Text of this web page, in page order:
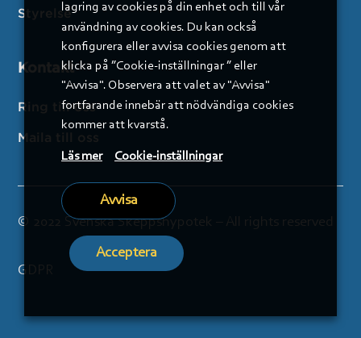
Styrelse
Kontakt
Ring till oss
Maila till oss
© 2022 Svenska Skeppshypotek – All rights reserved
GDPR
lagring av cookies på din enhet och till vår
användning av cookies. Du kan också
konfigurera eller avvisa cookies genom att
klicka på ”Cookie-inställningar ” eller
"Avvisa". Observera att valet av "Avvisa"
fortfarande innebär att nödvändiga cookies
kommer att kvarstå.
Läs mer Cookie-inställningar
Avvisa
Acceptera